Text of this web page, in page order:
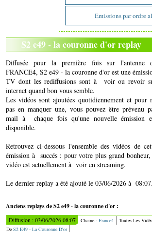
Emissions par ordre
S2 e49 - la couronne d'or replay
Diffusée pour la première fois sur l'antenne
FRANCE4, S2 e49 - la couronne d'or est une
TV dont les rediffusions sont à voir ou revoir
internet quand bon vous semble.
Les vidéos sont ajoutées quotidiennement et pour
pas en manquer une, vous pouvez être prévenu
mail à chaque fois qu'une nouvelle émission
disponible.
Retrouvez ci-dessous l'ensemble des vidéos de
émission à succés : pour votre plus grand
vidéo est actuellement à voir en streaming.
Le dernier replay a été ajouté le 03/06/2026 à 08:07.
Anciens replays de S2 e49 - la couronne d'or :
Diffusion : 03/06/2026 08:07 Chaine : France4
Toutes Les
De S2 E49 - La Couronne D'or